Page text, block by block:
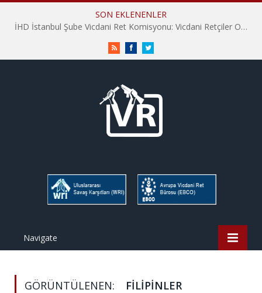
SON EKLENENLER
İHD İstanbul Şube Vicdani Ret Komisyonu: Vicdani Retçiler Olarak Destek İçin Buradayız!
RSS FacebookTwitter
Navigate
GÖRÜNTÜLENEN: FILIPINLER